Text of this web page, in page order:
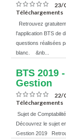
23/
Téléchargements
Retrouvez
l'application BTS de
questions réalisées
blanc. &nb...
BTS 2019
Gestion
22/
Téléchargements
Sujet de
Découvrez le sujet
Gestion 2019